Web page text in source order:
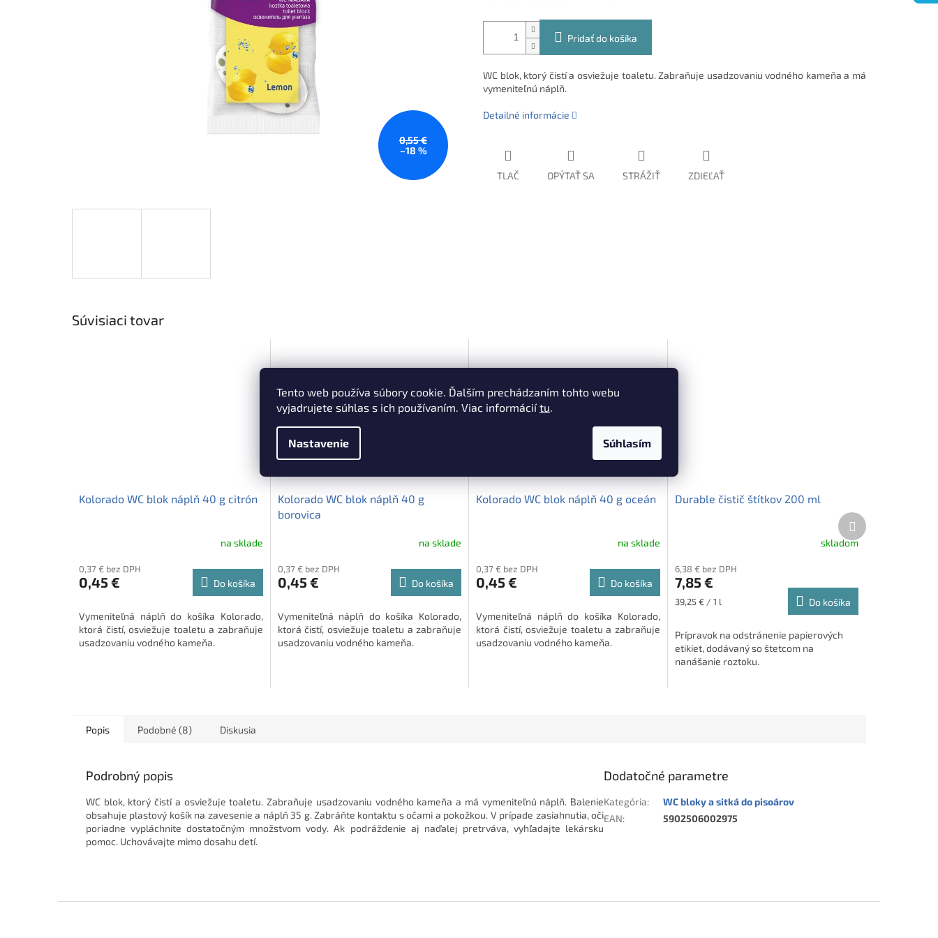
Tento web používa súbory cookie. Ďalším prechádzaním tohto webu
vyjadrujete súhlas s ich používaním. Viac informáciítu
Nastavenie Súhlasím
0,55 €
–18 %
Pridať do košíka
WC blok, ktorý čistí a osviežuje toaletu. Zabraňuje usadzovaniu vodného kameňa a má
vymeniteľnú náplň.
Detailné informácie
TLAČ OPÝTAŤ SA STRÁŽIŤ ZDIEĽAŤ
Súvisiaci tovar
Kolorado WC blok náplň 40 g citrón
na sklade
0,37 € bez DPH
0,45 € Do košíka
Vymeniteľná náplň do košíka Kolorado,
ktorá čistí, osviežuje toaletu a zabraňuje
usadzovaniu vodného kameňa.
Kolorado WC blok náplň 40 g
borovica
na sklade
0,37 € bez DPH
0,45 € Do košíka
Vymeniteľná náplň do košíka Kolorado,
ktorá čistí, osviežuje toaletu a zabraňuje
usadzovaniu vodného kameňa.
Kolorado WC blok náplň 40 g oceán
na sklade
0,37 € bez DPH
0,45 € Do košíka
Vymeniteľná náplň do košíka Kolorado,
ktorá čistí, osviežuje toaletu a zabraňuje
usadzovaniu vodného kameňa.
Durable čistič štítkov 200 ml
skladom
6,38 € bez DPH
7,85 €
Jednotková
39,25 € / 1 l Do košíka
Prípravok na odstránenie papierových
etikiet, dodávaný so štetcom na
nanášanie roztoku.
Ďalší
produkt
Popis Podobné (8) Diskusia
Podrobný popis
WC blok, ktorý čistí a osviežuje toaletu. Zabraňuje usadzovaniu vodného kameňa a má vymeniteľnú náplň. Balenie
obsahuje plastový košík na zavesenie a náplň 35 g.Zabráňte kontaktu s očami a pokožkou. V prípade zasiahnutia, oči
poriadne vypláchnite dostatočným množstvom vody. Ak podráždenie aj naďalej pretrváva, vyhľadajte lekársku
pomoc. Uchovávajte mimo dosahu detí.
Dodatočné parametre
Kategória:
WC bloky a sitká do pisoárov
EAN: 5902506002975